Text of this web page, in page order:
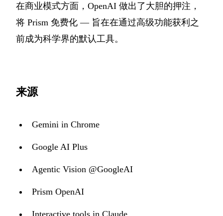
在商业模式方面，OpenAI 做出了大胆的押注，
将 Prism 免费化 — 旨在在通过高级功能获利之
前成为科学界的默认工具。
来源
Gemini in Chrome
Google AI Plus
Agentic Vision @GoogleAI
Prism OpenAI